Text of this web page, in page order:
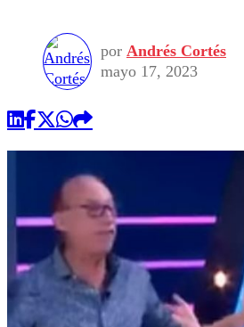
Torneo Internacional
Torneo Nacional
Internacional
Nacional
Programas
Comercial
por Andrés Cortés
mayo 17, 2023